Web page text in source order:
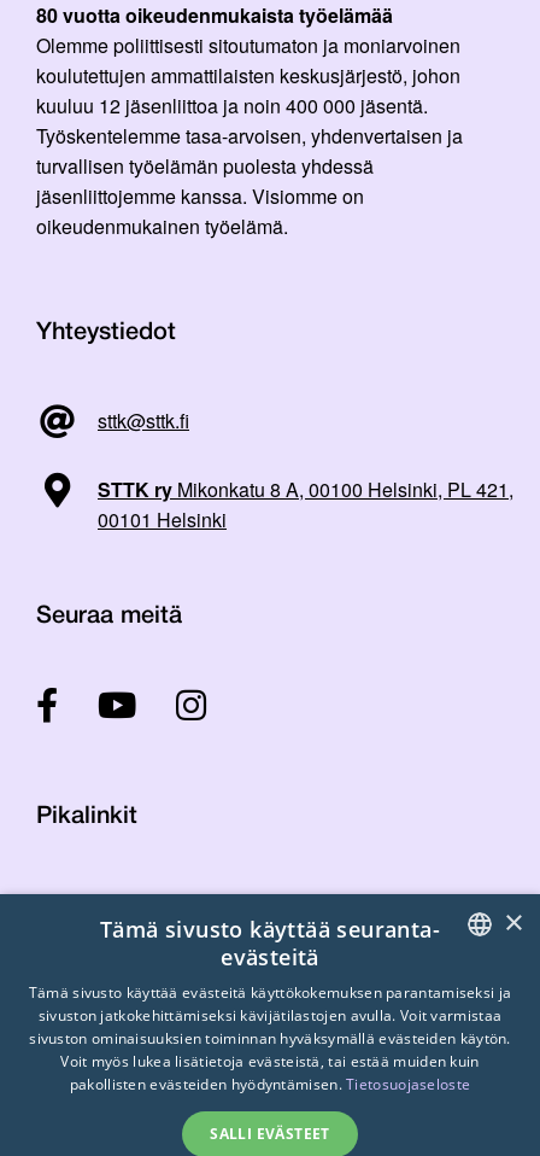
80 vuotta oikeudenmukaista työelämää
Olemme poliittisesti sitoutumaton ja moniarvoinen
koulutettujen ammattilaisten keskusjärjestö, johon
kuuluu 12 jäsenliittoa ja noin 400 000 jäsentä.
Työskentelemme tasa-arvoisen, yhdenvertaisen ja
turvallisen työelämän puolesta yhdessä
jäsenliittojemme kanssa. Visiomme on
oikeudenmukainen työelämä.
Yhteystiedot
sttk@sttk.fi
STTK ry Mikonkatu 8 A, 00100 Helsinki, PL 421,
00101 Helsinki
Seuraa meitä
Pikalinkit
Laskutustiedot
Tietosuojaseloste
Turvallisemman tilan periaatteet
FINNISH
SWEDISH
×
Tämä sivusto käyttää seuranta-
evästeitä
Tämä sivusto käyttää evästeitä käyttökokemuksen parantamiseksi ja
sivuston jatkokehittämiseksi kävijätilastojen avulla. Voit varmistaa
sivuston ominaisuuksien toiminnan hyväksymällä evästeiden käytön.
Voit myös lukea lisätietoja evästeistä, tai estää muiden kuin
pakollisten evästeiden hyödyntämisen.Tietosuojaseloste
SALLI EVÄSTEET